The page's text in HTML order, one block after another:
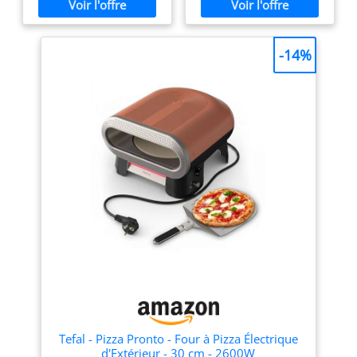
des pizzas croustillantes
et savoureuses.
GARANTIE OONI DE 5
ANS – Chez Ooni, nous
croyons en la qualité.
Enregistrez votre produit
dans les 60 jours suivant
l’achat pour étendre la
garantie constructeur de
1 an à 5 ans.
programmes automatiques
+ mode manuel Cuisson
encore. Chauffage
indépendant supérieur et
inférieur Ajustez
séparément les éléments
chauffants pour obtenir une
base croustillante et une
Conception compacte de 20
litres avec accès facile Four
sans porte pour insérer et
retirer la pizza facilement.
Livré avec une pierre
réfractaire professionnelle,
une pelle à pizza en
aluminium (12") et un
chez vous PIERRE
RÉFRACTAIRE : fabriquée
à de très hautes
températures, la pierre
cuisson rapide, constante et
uniforme PALETTE EN
ACIER INOXYDABLE : Avec
les palettes en acier
inoxydable, le mini four
électrique Ariete simplifiera
vos préparations; utilisez-
les pour déplacer la pâte
crue et cuite facilement 5
NIVEAUX DE CUISSON : le
ou même de réchauffer les
aliments avant de les servir
PRÊT EN UN SEUL
MOUVEMENT : en
Tefal - Pizza Pronto - Four à Pizza Électrique
d'Extérieur - 30 cm - 2600W
-14%